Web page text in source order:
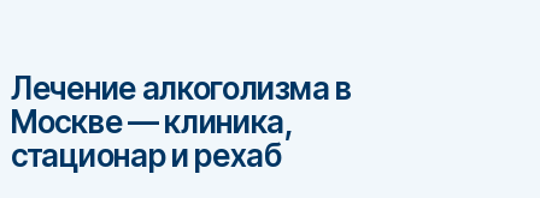
Лечение алкоголизма в
Москве — клиника,
стационар и рехаб